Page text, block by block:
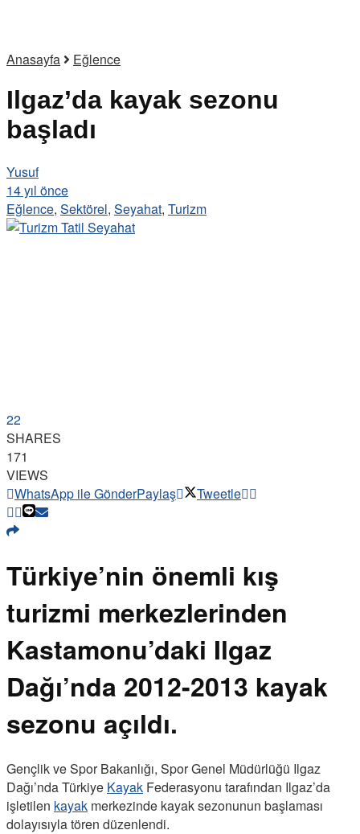
Anasayfa Eğlence
Ilgaz’da kayak sezonu
başladı
Yusuf
14 yıl önce
Eğlence, Sektörel, Seyahat, Turizm
22
SHARES
171
VIEWS
WhatsApp ile GönderPaylaş Tweetle
Türkiye’nin önemli kış
turizmi merkezlerinden
Kastamonu’daki Ilgaz
Dağı’nda 2012-2013 kayak
sezonu açıldı.
Gençlik ve Spor Bakanlığı, Spor Genel Müdürlüğü Ilgaz
Dağı’nda Türkiye Kayak Federasyonu tarafından Ilgaz’da
işletilen kayak merkezinde kayak sezonunun başlaması
dolayısıyla tören düzenlendi.